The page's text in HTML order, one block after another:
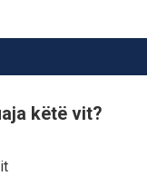
këtë vit?